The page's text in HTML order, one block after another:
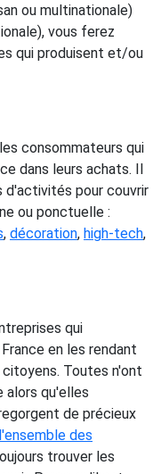
ou multinationale)
vous ferez
qui produisent et/ou
consommateurs qui
dans leurs achats. Il
d'activités pour couvrir
ou ponctuelle :
, décoration, high-tech,
qui
en les rendant
Toutes n'ont
alors qu'elles
de précieux
des
trouver les